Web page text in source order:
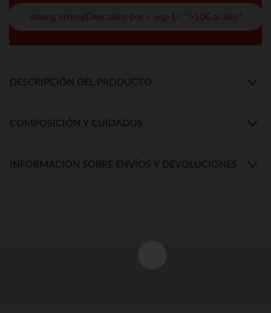
strong strongDescubro por < wg-1="">10€ al año*
DESCRIPCIÓN DEL PRODUCTO
COMPOSICIÓN Y CUIDADOS
INFORMACIÓN SOBRE ENVÍOS Y DEVOLUCIONES